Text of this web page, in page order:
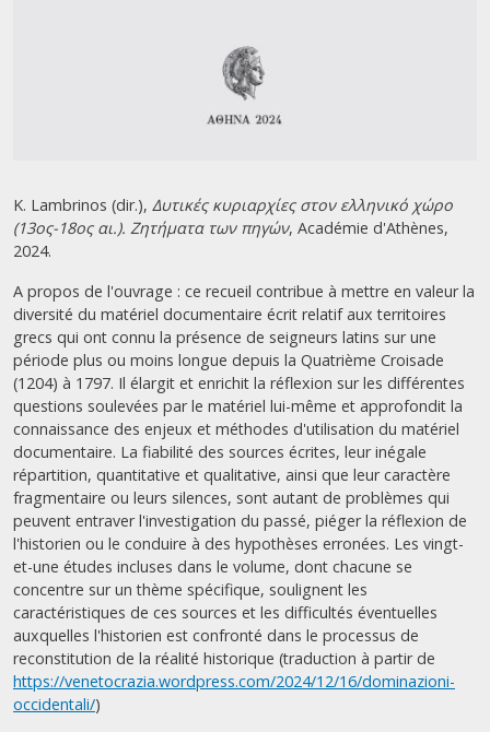
K. Lambrinos (dir.), Δυτικές κυριαρχίες στον ελληνικό χώρο
(13ος-18ος αι.). Ζητήματα των πηγών, Académie d'Athènes,
2024.
A propos de l'ouvrage : ce recueil contribue à mettre en valeur la
diversité du matériel documentaire écrit relatif aux territoires
grecs qui ont connu la présence de seigneurs latins sur une
période plus ou moins longue depuis la Quatrième Croisade
(1204) à 1797. Il élargit et enrichit la réflexion sur les différentes
questions soulevées par le matériel lui-même et approfondit la
connaissance des enjeux et méthodes d'utilisation du matériel
documentaire. La fiabilité des sources écrites, leur inégale
répartition, quantitative et qualitative, ainsi que leur caractère
fragmentaire ou leurs silences, sont autant de problèmes qui
peuvent entraver l'investigation du passé, piéger la réflexion de
l'historien ou le conduire à des hypothèses erronées. Les vingt-
et-une études incluses dans le volume, dont chacune se
concentre sur un thème spécifique, soulignent les
caractéristiques de ces sources et les difficultés éventuelles
auxquelles l'historien est confronté dans le processus de
reconstitution de la réalité historique (traduction à partir de
https://venetocrazia.wordpress.com/2024/12/16/dominazioni-
occidentali/)